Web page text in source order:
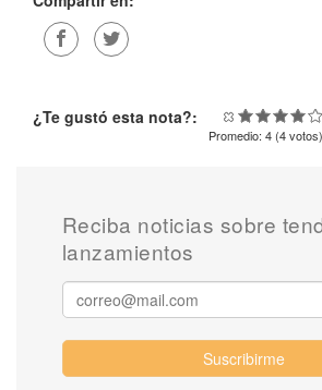
¿Te gustó esta nota?:
Promedio: 4 (4votos)
Reciba noticias sobre
lanzamientos
Suscribirme